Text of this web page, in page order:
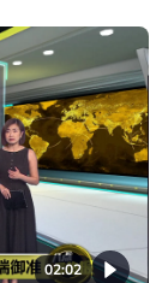
02:02